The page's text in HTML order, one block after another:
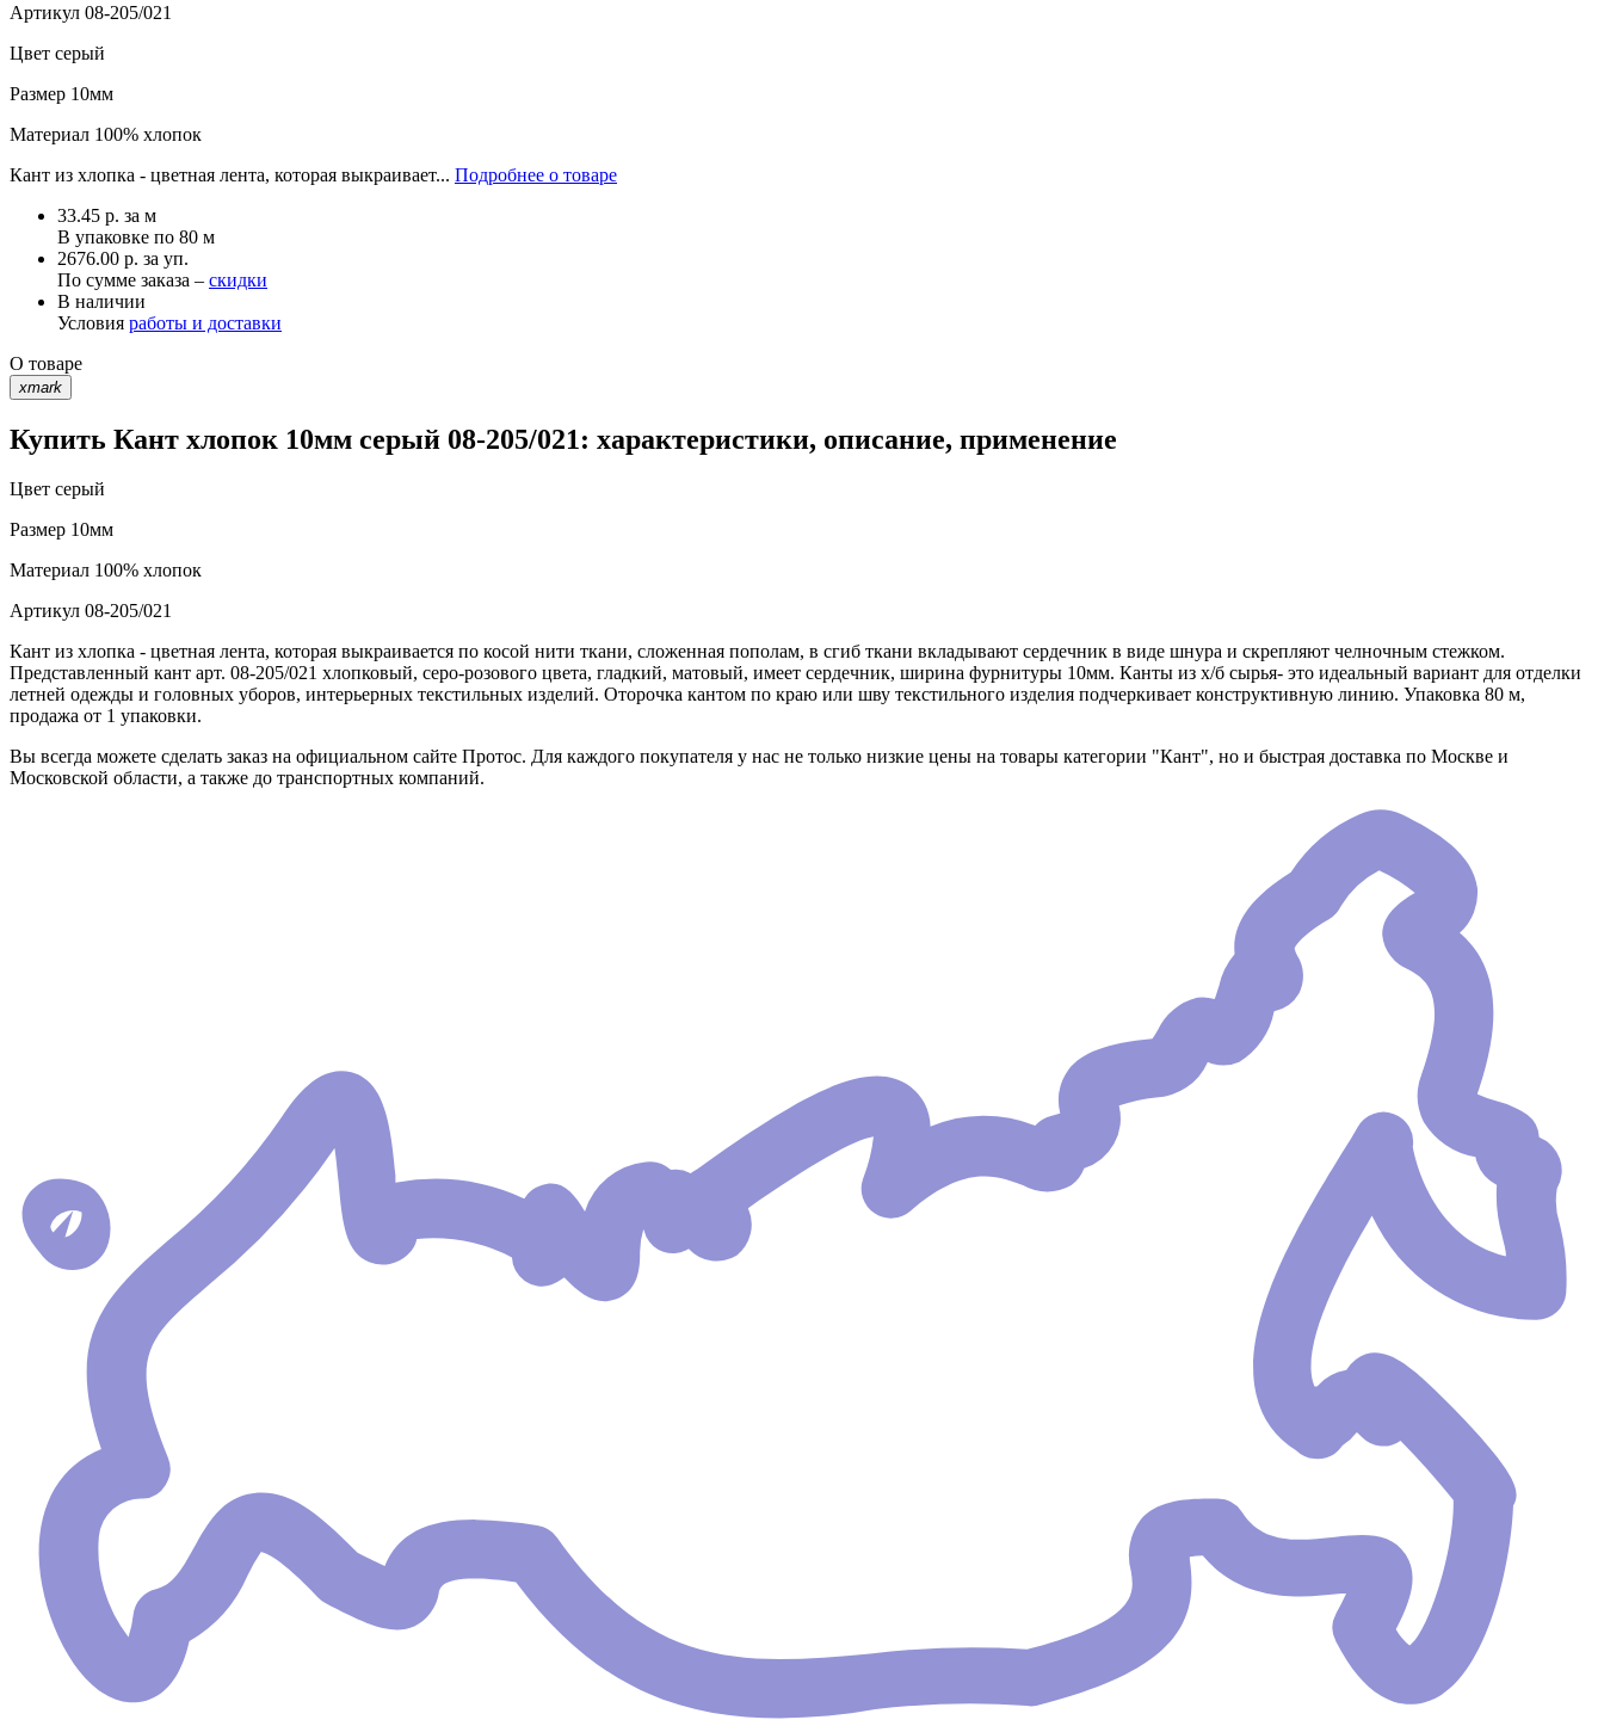
Артикул 08-205/021
Цвет серый
Размер 10мм
Материал 100% хлопок
Кант из хлопка - цветная лента, которая выкраивает... Подробнее о товаре
33.45 р. за м
В упаковке по 80 м
2676.00 р. за уп.
По сумме заказа – скидки
В наличии
Условия работы и доставки
О товаре
xmark
Купить Кант хлопок 10мм серый 08-205/021: характеристики, описание, применение
Цвет серый
Размер 10мм
Материал 100% хлопок
Артикул 08-205/021
Кант из хлопка - цветная лента, которая выкраивается по косой нити ткани, сложенная пополам, в сгиб ткани вкладывают сердечник в виде шнура и скрепляют челночным стежком.
Представленный кант арт. 08-205/021 хлопковый, серо-розового цвета, гладкий, матовый, имеет сердечник, ширина фурнитуры 10мм. Канты из х/б сырья- это идеальный вариант для отделки
летней одежды и головных уборов, интерьерных текстильных изделий. Оторочка кантом по краю или шву текстильного изделия подчеркивает конструктивную линию. Упаковка 80 м,
продажа от 1 упаковки.
Вы всегда можете сделать заказ на официальном сайте Протос. Для каждого покупателя у нас не только низкие цены на товары категории "Кант", но и быстрая доставка по Москве и
Московской области, а также до транспортных компаний.